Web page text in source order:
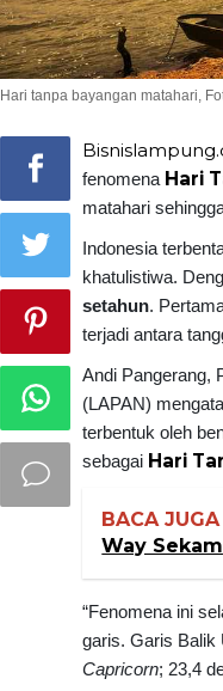
Hari tanpa bayangan matahari,
fenomena Hari
matahari
Indonesia
khatulistiwa.
setahun.
terjadi antara
Andi Pangerang,
(LAPAN)
terbentuk oleh
sebagai Hari
BACA JUGA
Way
“Fenomena ini
garis. Garis Balik
Capricorn; 23,4